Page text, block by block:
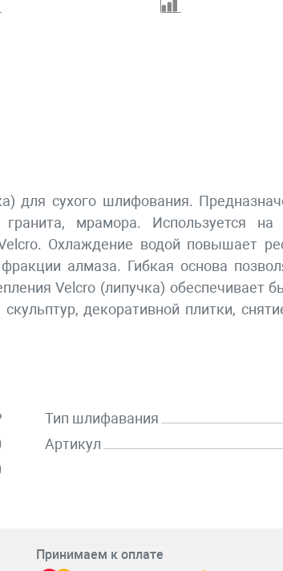
сухого шлифования.
мрамора. Используется
Охлаждение водой повышает
алмаза. Гибкая основа
Velcro (липучка) обеспечивает
декоративной плитки,
Тип шлифавания
Артикул
Принимаем к оплате